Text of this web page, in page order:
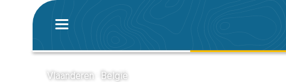
Vlaanderen · België